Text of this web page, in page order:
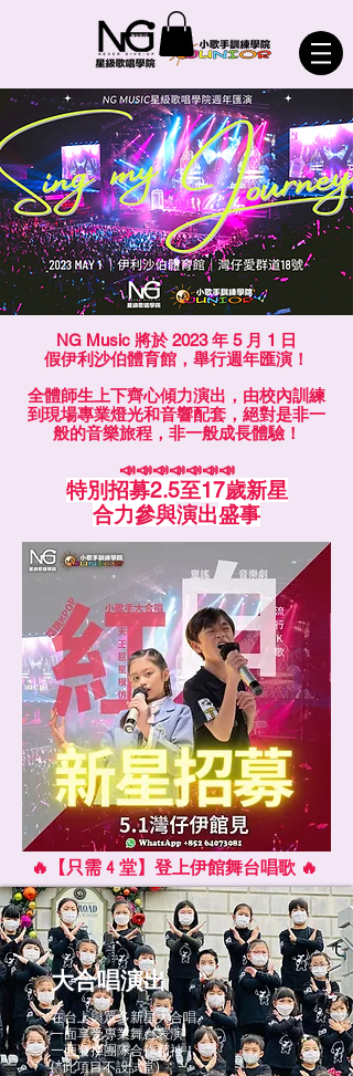
NG Music 將於 2023 年 5 月 1 日
假伊利沙伯體育館，舉行週年匯演！
全體師生上下齊心傾力演出，由校內訓練
到現場專業燈光和音響配套，絕對是非一
般的音樂旅程，非一般成長體驗！
📣📣📣📣📣📣📣
特別招募2.5至17歲新星
合力參與演出盛事
🔥【只需 4 堂】登上伊館舞台唱歌 🔥
大合唱演出
在台上與眾多新星大合唱
一面享受專業舞台表演
一面發揮團隊合作精神！
(*此項目不設試堂)